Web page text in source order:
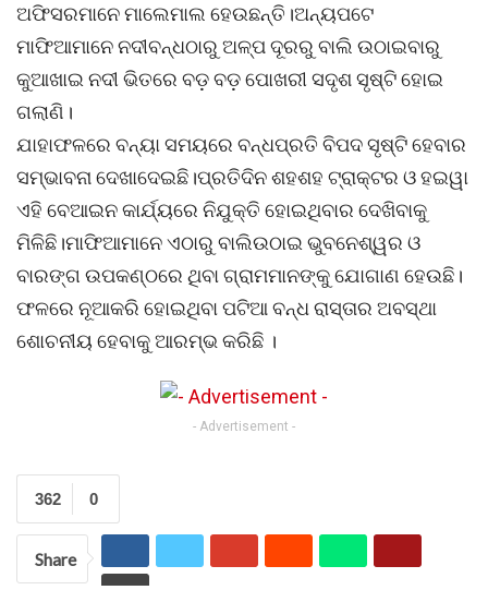
ଅଫିସରମାନେ ମାଲେମାଲ ହେଉଛନ୍ତି।ଅନ୍ୟପଟେ
ମାଫିଆମାନେ ନଦୀବନ୍ଧଠାରୁ ଅଳ୍ପ ଦୂରରୁ ବାଲି ଉଠାଇବାରୁ
କୁଆଖାଇ ନଦୀ ଭିତରେ ବଡ଼ ବଡ଼ ପୋଖରୀ ସଦୃଶ ସୃଷ୍ଟି ହୋଇ
ଗଲାଣି।
ଯାହାଫଳରେ ବନ୍ୟା ସମୟରେ ବନ୍ଧପ୍ରତି ବିପଦ ସୃଷ୍ଟି ହେବାର
ସମ୍ଭାବନା ଦେଖାଦେଇଛି।ପ୍ରତିଦିନ ଶହଶହ ଟ୍ରାକ୍ଟର ଓ ହଇୱା
ଏହି ବେଆଇନ କାର୍ଯ୍ୟରେ ନିଯୁକ୍ତି ହୋଇଥିବାର ଦେଖିବାକୁ
ମିଳିଛି।ମାଫିଆମାନେ ଏଠାରୁ ବାଲିଉଠାଇ ଭୁବନେଶ୍ୱର ଓ
ବାରଙ୍ଗ ଉପକଣ୍ଠରେ ଥିବା ଗ୍ରାମମାନଙ୍କୁ ଯୋଗାଣ ହେଉଛି।
ଫଳରେ ନୂଆକରି ହୋଇଥିବା ପଟିଆ ବନ୍ଧ ରାସ୍ତାର ଅବସ୍ଥା
ଶୋଚନୀୟ ହେବାକୁ ଆରମ୍ଭ କରିଛି ।
- Advertisement -
0
362
Share